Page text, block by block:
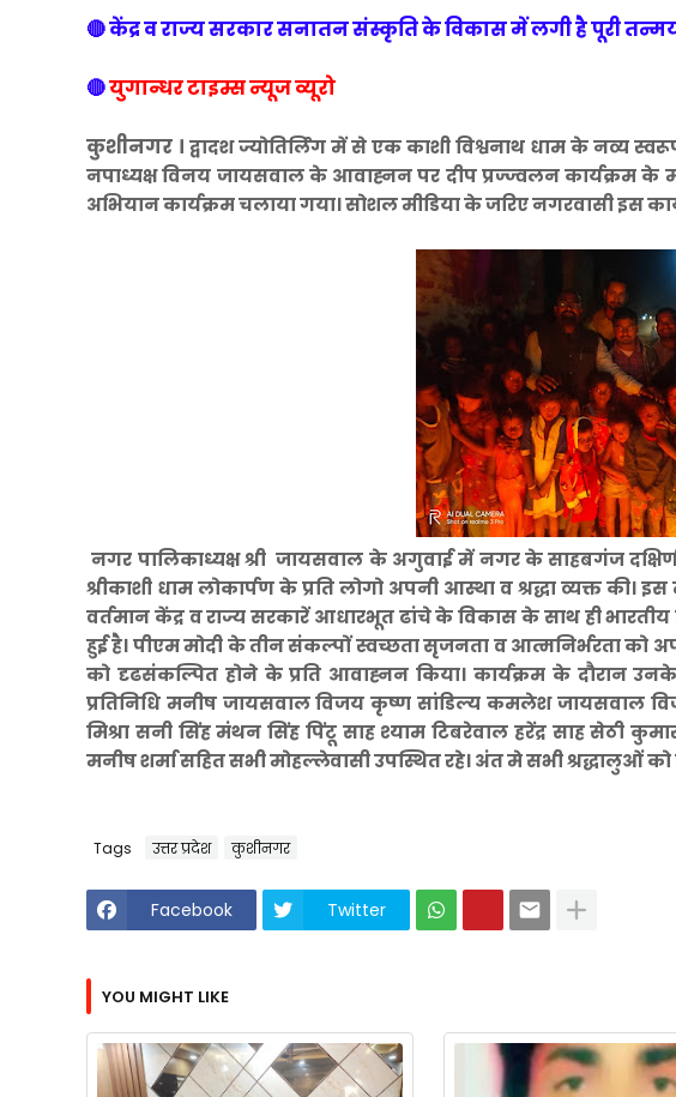
🔴 केंद्र व राज्य सरकार सनातन संस्कृति के विकास में लगी है पूरी
🔴युगान्धर टाइम्स न्यूज व्यूरो
कुशीनगर । द्वादश ज्योतिर्लिंग में से एक काशी विश्वनाथ धाम के नव्य
नपाध्यक्ष विनय जायसवाल के आवाह्नन पर दीप प्रज्ज्वलन कार्यक्रम के
अभियान कार्यक्रम चलाया गया। सोशल मीडिया के जरिए नगरवासी इस
नगर पालिकाध्यक्ष श्री जायसवाल के अगुवाई में नगर के साहबगंज
श्रीकाशी धाम लोकार्पण के प्रति लोगो अपनी आस्था व श्रद्धा व्यक्त की।
वर्तमान केंद्र व राज्य सरकारें आधारभूत ढांचे के विकास के साथ ही
हुई है। पीएम मोदी के तीन संकल्पों स्वच्छता सृजनता व आत्मनिर्भरता
को दृढसंकल्पित होने के प्रति आवाह्नन किया। कार्यक्रम के दौरान
प्रतिनिधि मनीष जायसवाल विजय कृष्ण सांडिल्य कमलेश जायसवाल
मिश्रा सनी सिंह मंथन सिंह पिंटू साह श्याम टिबरेवाल हरेंद्र साह सेठी
मनीष शर्मा सहित सभी मोहल्लेवासी उपस्थित रहे। अंत मे सभी श्रद्धालुओं को
Tags उत्तर प्रदेश कुशीनगर
Facebook Twitter
YOU MIGHT LIKE